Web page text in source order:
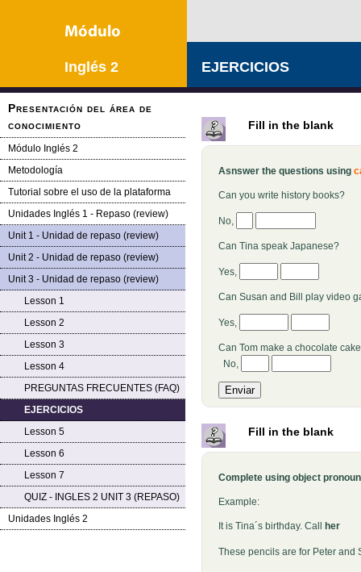
Inglés 2
Presentación del área de
conocimiento
Módulo Inglés 2
Metodología
Tutorial sobre el uso de la plataforma
Unidades Inglés 1 - Repaso (review)
Unit 1 - Unidad de repaso (review)
Unit 2 - Unidad de repaso (review)
Unit 3 - Unidad de repaso (review)
Lesson 1
Lesson 2
Lesson 3
Lesson 4
PREGUNTAS FRECUENTES (FAQ)
EJERCICIOS
Lesson 5
Lesson 6
Lesson 7
QUIZ - INGLES 2 UNIT 3 (REPASO)
Unidades Inglés 2
EJERCICIOS
Fill in the blank
Asnswer the questions using
Can you write history books?
No,
Can Tina speak Japanese?
Yes,
Can Susan and Bill play video
Yes,
Can Tom make a chocolate
No,
Fill in the blank
Complete using object
Example:
It is Tina´s birthday. Call her
These pencils are for Peter and